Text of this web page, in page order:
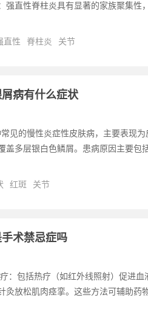
强直性脊柱炎具有显著的家族聚集性
直性 脊柱炎 关节
病有什么症状
见的慢性炎症性皮肤病，主要表现为
盖多层银白色鳞屑。患病原因主要包
红斑 关节
术禁忌症吗
：包括热疗（如红外线照射）促进血
灸放松肌肉痉挛。这些方法可辅助药